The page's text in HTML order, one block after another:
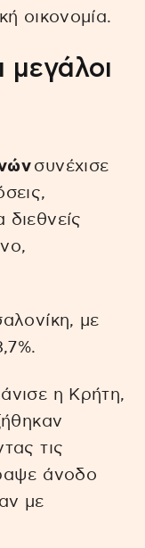
οικονομία.
μεγάλοι
συνέχισε
με
η Κρήτη,
τις
άνοδο
με